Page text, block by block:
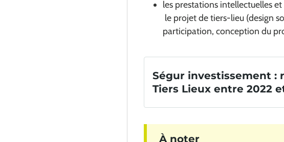
les prestations intellectuelles
le projet de tiers-lieu (design
participation, conception du